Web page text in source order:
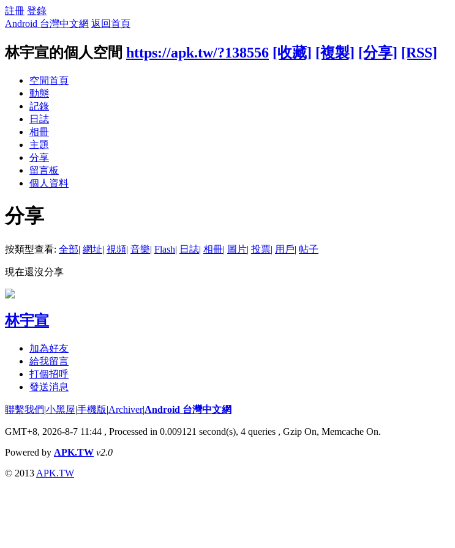
註冊 登錄
Android 台灣中文網 返回首頁
林宇宣的個人空間 https://apk.tw/?138556 [收藏] [複製] [分享] [RSS]
空間首頁
動態
記錄
日誌
相冊
主題
分享
留言板
個人資料
分享
按類型查看: 全部| 網址| 視頻| 音樂| Flash| 日誌| 相冊| 圖片| 投票| 用戶| 帖子
現在還沒分享
林宇宣
加為好友
給我留言
打個招呼
發送消息
聯繫我們|小黑屋|手機版|Archiver|Android 台灣中文網
GMT+8, 2026-8-7 11:44 , Processed in 0.009121 second(s), 4 queries , Gzip On, Memcache On.
Powered by APK.TW v2.0
© 2013 APK.TW